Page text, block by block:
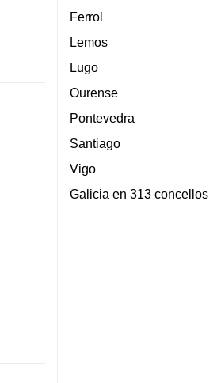
Ferrol
Lemos
Lugo
Ourense
Pontevedra
Santiago
Vigo
Galicia en 313 concellos